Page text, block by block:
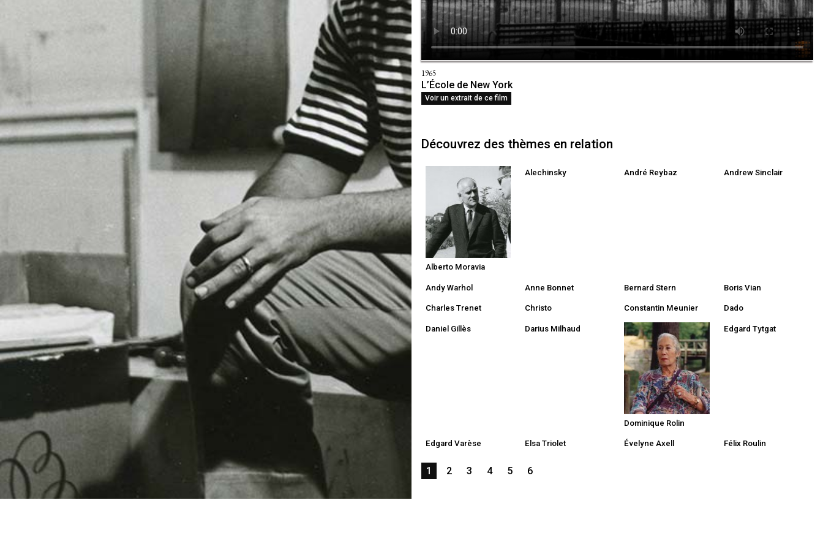
1965
L’École de New York
Voir un extrait de ce film
Découvrez des thèmes en relation
Alberto Moravia
Alechinsky André Reybaz Andrew Sinclair
Andy Warhol Anne Bonnet Bernard Stern Boris Vian
Charles Trenet Christo Constantin Meunier Dado
Daniel Gillès Darius Milhaud
Dominique Rolin
Edgard Tytgat
Edgard Varèse Elsa Triolet Évelyne Axell Félix Roulin
1 2 3 4 5 6